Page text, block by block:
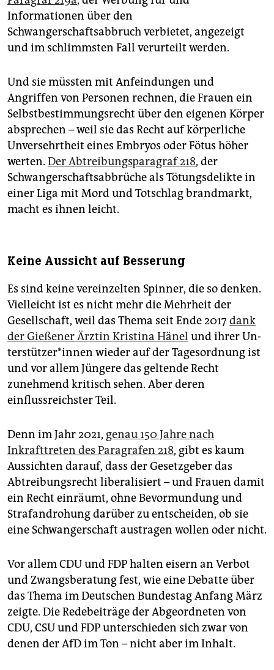
Informationen über den
Schwangerschaftsabbruch verbietet, angezeigt
und im schlimmsten Fall verurteilt werden.
Und sie müssten mit Anfeindungen und
Angriffen von Personen rechnen, die Frauen ein
Selbstbestimmungsrecht über den eigenen Körper
absprechen – weil sie das Recht auf körperliche
Unversehrtheit eines Embryos oder Fötus höher
werten. Der Abtreibungsparagraf 218, der
Schwangerschaftsabbrüche als Tötungsdelikte in
einer Liga mit Mord und Totschlag brandmarkt,
macht es ihnen leicht.
Keine Aussicht auf Besserung
Es sind keine vereinzelten Spinner, die so denken.
Vielleicht ist es nicht mehr die Mehrheit der
Gesellschaft, weil das Thema seit Ende 2017 dank
der Gießener Ärztin Kristina Hänel und ihrer Un­
ter­stüt­ze­r*in­nen wieder auf der Tagesordnung ist
und vor allem Jüngere das geltende Recht
zunehmend kritisch sehen. Aber deren
einflussreichster Teil.
Denn im Jahr 2021, genau 150 Jahre nach
Inkrafttreten des Paragrafen 218, gibt es kaum
Aussichten darauf, dass der Gesetzgeber das
Abtreibungsrecht liberalisiert – und Frauen damit
ein Recht einräumt, ohne Bevormundung und
Strafandrohung darüber zu entscheiden, ob sie
eine Schwangerschaft austragen wollen oder nicht.
Vor allem CDU und FDP halten eisern an Verbot
und Zwangsberatung fest, wie eine Debatte über
das Thema im Deutschen Bundestag Anfang März
zeigte. Die Redebeiträge der Abgeordneten von
CDU, CSU und FDP unterschieden sich zwar von
denen der AfD im Ton – nicht aber im Inhalt.